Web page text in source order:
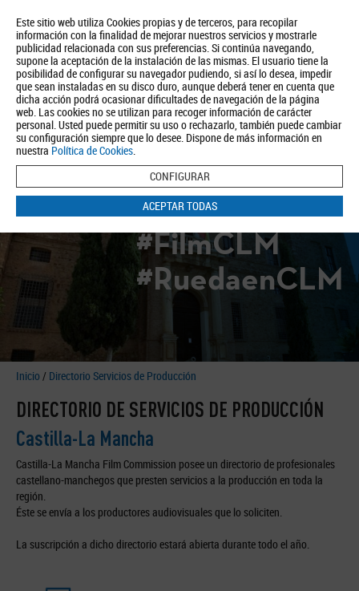
Este sitio web utiliza Cookies propias y de terceros, para recopilar
información con la finalidad de mejorar nuestros servicios y mostrarle
publicidad relacionada con sus preferencias. Si continúa navegando,
supone la aceptación de la instalación de las mismas. El usuario tiene la
posibilidad de configurar su navegador pudiendo, si así lo desea, impedir
que sean instaladas en su disco duro, aunque deberá tener en cuenta que
dicha acción podrá ocasionar dificultades de navegación de la página
web. Las cookies no se utilizan para recoger información de carácter
personal. Usted puede permitir su uso o rechazarlo, también puede cambiar
su configuración siempre que lo desee. Dispone de más información en
nuestra Política de Cookies.
CONFIGURAR
ACEPTAR TODAS
Quiénes somos Turismo Política de Privacidad Aviso Legal
Política de Cookies
BUSCAR
#FilmCLM
#RuedaenCLM
Inicio / Directorio Servicios de Producción
DIRECTORIO DE SERVICIOS DE PRODUCCIÓN
Castilla-La Mancha
Castilla-La Mancha Film Commission posee un directorio de profesionales
castellano-manchegos que presten servicios a la producción en toda la
región.
Éste se envía a los productores audiovisuales que lo soliciten.
La suscripción a dicho directorio estará abierta durante todo el año.